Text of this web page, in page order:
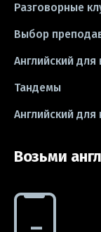
#CV
#idioms
Разговорные
Выбор
Английский
Тандемы
Английский
Возьми